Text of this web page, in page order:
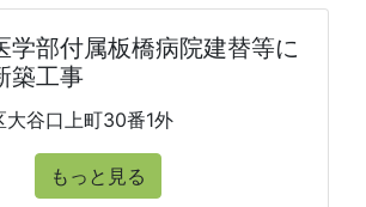
学部付属板橋病院建替等に
築工事
大谷口上町30番1外
もっと見る